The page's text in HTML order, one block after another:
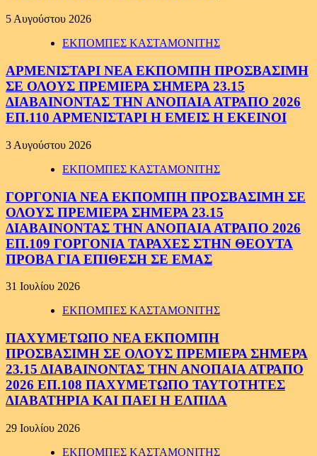
5 Αυγούστου 2026
ΕΚΠΟΜΠΕΣ ΚΑΣΤΑΜΟΝΙΤΗΣ
ΑΡΜΕΝΙΣΤΑΡΙ ΝΕΑ ΕΚΠΟΜΠΗ ΠΡΟΣΒΑΣΙΜΗ
ΣΕ ΟΛΟΥΣ ΠΡΕΜΙΕΡΑ ΣΗΜΕΡΑ 23.15
ΔΙΑΒΑΙΝΟΝΤΑΣ ΤΗΝ ΑΝΟΠΑΙΑ ΑΤΡΑΠΟ 2026
ΕΠ.110 ΑΡΜΕΝΙΣΤΑΡΙ Η ΕΜΕΙΣ Η ΕΚΕΙΝΟΙ
3 Αυγούστου 2026
ΕΚΠΟΜΠΕΣ ΚΑΣΤΑΜΟΝΙΤΗΣ
ΓΟΡΓΟΝΙΑ ΝΕΑ ΕΚΠΟΜΠΗ ΠΡΟΣΒΑΣΙΜΗ ΣΕ
ΟΛΟΥΣ ΠΡΕΜΙΕΡΑ ΣΗΜΕΡΑ 23.15
ΔΙΑΒΑΙΝΟΝΤΑΣ ΤΗΝ ΑΝΟΠΑΙΑ ΑΤΡΑΠΟ 2026
ΕΠ.109 ΓΟΡΓΟΝΙΑ ΤΑΡΑΧΕΣ ΣΤΗΝ ΘΕΟΥΤΑ
ΠΡΟΒΑ ΓΙΑ ΕΠΙΘΕΣΗ ΣΕ ΕΜΑΣ
31 Ιουλίου 2026
ΕΚΠΟΜΠΕΣ ΚΑΣΤΑΜΟΝΙΤΗΣ
ΠΑΧΥΜΕΤΩΠΟ ΝΕΑ ΕΚΠΟΜΠΗ
ΠΡΟΣΒΑΣΙΜΗ ΣΕ ΟΛΟΥΣ ΠΡΕΜΙΕΡΑ ΣΗΜΕΡΑ
23.15 ΔΙΑΒΑΙΝΟΝΤΑΣ ΤΗΝ ΑΝΟΠΑΙΑ ΑΤΡΑΠΟ
2026 ΕΠ.108 ΠΑΧΥΜΕΤΩΠΟ ΤΑΥΤΟΤΗΤΕΣ
ΔΙΑΒΑΤΗΡΙΑ ΚΑΙ ΠΑΕΙ Η ΕΛΠΙΔΑ
29 Ιουλίου 2026
ΕΚΠΟΜΠΕΣ ΚΑΣΤΑΜΟΝΙΤΗΣ